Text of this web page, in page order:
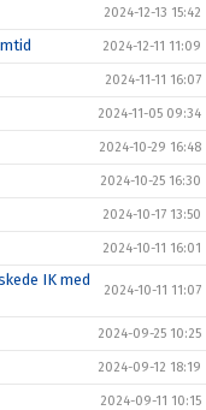
2024-12-13 15:42
2024-12-11 11:09
2024-11-11 16:07
2024-11-05 09:34
2024-10-29 16:48
2024-10-25 16:30
2024-10-17 13:50
2024-10-11 16:01
IK med
2024-10-11 11:07
2024-09-25 10:25
2024-09-12 18:19
2024-09-11 10:15